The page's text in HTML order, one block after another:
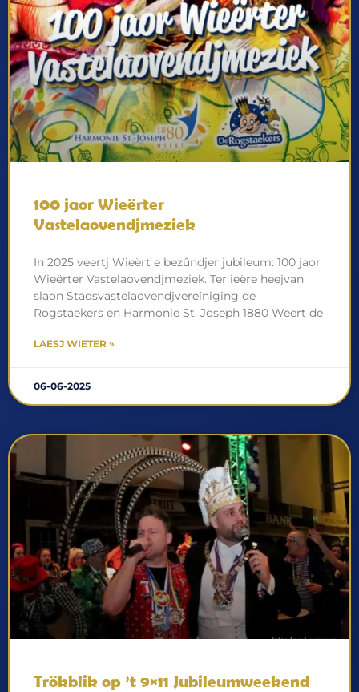
100 jaor Wieërter
Vastelaovendjmeziek
In 2025 veertj Wieërt e bezûndjer jubileum: 100 jaor
Wieërter Vastelaovendjmeziek. Ter ieëre heejvan
slaon Stadsvastelaovendjvereîniging de
Rogstaekers en Harmonie St. Joseph 1880 Weert de
LAESJ WIETER »
06-06-2025
Trökblik op ’t 9×11 Jubileumweekend